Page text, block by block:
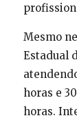
Mesmo
Estadual
horas e
horas.